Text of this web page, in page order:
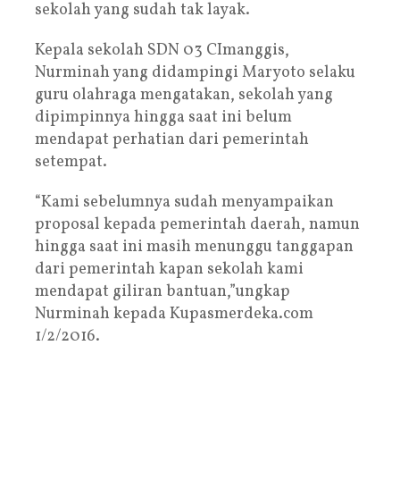
sekolah yang sudah tak layak.
Kepala sekolah SDN 03 CImanggis,
Nurminah yang didampingi Maryoto selaku
guru olahraga mengatakan, sekolah yang
dipimpinnya hingga saat ini belum
mendapat perhatian dari pemerintah
setempat.
“Kami sebelumnya sudah menyampaikan
proposal kepada pemerintah daerah, namun
hingga saat ini masih menunggu tanggapan
dari pemerintah kapan sekolah kami
mendapat giliran bantuan,”ungkap
Nurminah kepada Kupasmerdeka.com
1/2/2016.